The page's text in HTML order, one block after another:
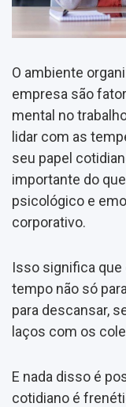
O ambiente
empresa são
mental no
lidar com as
seu papel
importante do
psicológico e
corporativo.
Isso significa
tempo não só
para descansar,
laços com os
E nada disso é
cotidiano é